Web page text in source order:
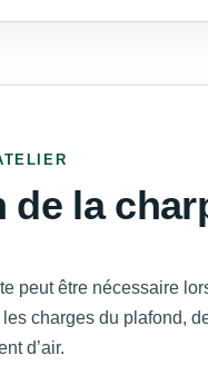
de la
peut être nécessaire
charges du plafond,
d’air.